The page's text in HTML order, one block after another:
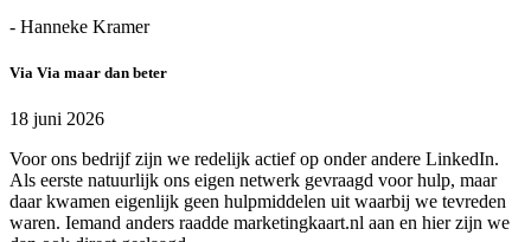
- Hanneke Kramer
Via Via maar dan beter
18 juni 2026
Voor ons bedrijf zijn we redelijk actief op onder andere LinkedIn.
Als eerste natuurlijk ons eigen netwerk gevraagd voor hulp, maar
daar kwamen eigenlijk geen hulpmiddelen uit waarbij we tevreden
waren. Iemand anders raadde marketingkaart.nl aan en hier zijn we